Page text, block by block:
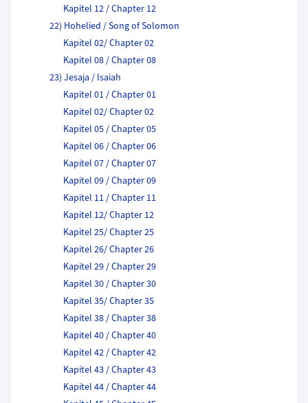
Kapitel 12 / Chapter 12
22) Hohelied / Song of Solomon
Kapitel 02/ Chapter 02
Kapitel 08 / Chapter 08
23) Jesaja / Isaiah
Kapitel 01 / Chapter 01
Kapitel 02/ Chapter 02
Kapitel 05 / Chapter 05
Kapitel 06 / Chapter 06
Kapitel 07 / Chapter 07
Kapitel 09 / Chapter 09
Kapitel 11 / Chapter 11
Kapitel 12/ Chapter 12
Kapitel 25/ Chapter 25
Kapitel 26/ Chapter 26
Kapitel 29 / Chapter 29
Kapitel 30 / Chapter 30
Kapitel 35/ Chapter 35
Kapitel 38 / Chapter 38
Kapitel 40 / Chapter 40
Kapitel 42 / Chapter 42
Kapitel 43 / Chapter 43
Kapitel 44 / Chapter 44